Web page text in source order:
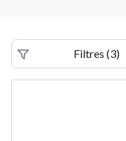
Filtres (3)